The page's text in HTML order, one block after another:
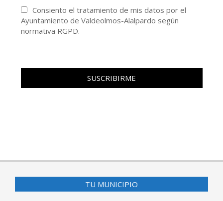
Consiento el tratamiento de mis datos por el
Ayuntamiento de Valdeolmos-Alalpardo según
normativa RGPD.
TU MUNICIPIO